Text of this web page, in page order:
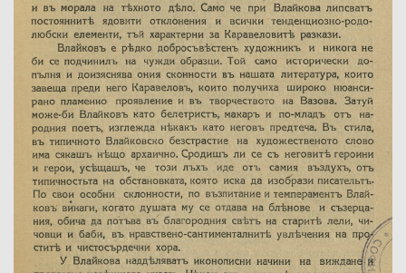
Година:
Номер:
Град на издаване:
Страници от-до:
Държател:
Забележка: